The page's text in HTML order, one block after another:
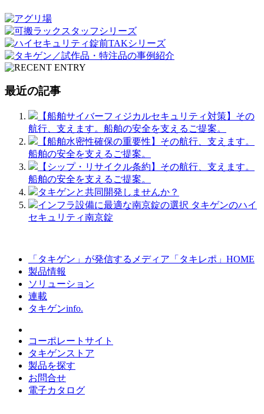
最近の記事
【船舶サイバーフィジカルセキュリティ対策】その
航行、支えます。船舶の安全を支えるご提案。
【船舶水密性確保の重要性】その航行、支えます。
船舶の安全を支えるご提案。
【シップ・リサイクル条約】その航行、支えます。
船舶の安全を支えるご提案。
タキゲンと共同開発しませんか？
インフラ設備に最適な南京錠の選択 タキゲンのハイ
セキュリティ南京錠
「タキゲン」が発信するメディア「タキレポ」HOME
製品情報
ソリューション
連載
タキゲンinfo.
コーポレートサイト
タキゲンストア
製品を探す
お問合せ
電子カタログ